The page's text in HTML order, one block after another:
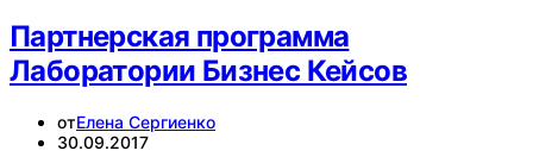
Партнерская программа
Лаборатории Бизнес Кейсов
отЕлена Сергиенко
30.09.2017